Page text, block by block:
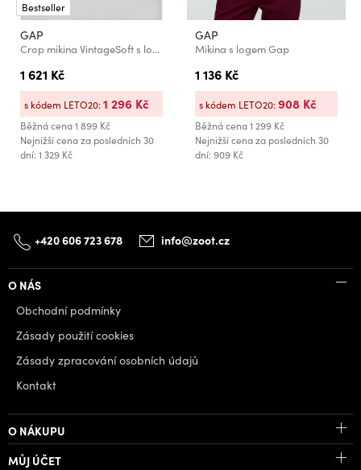
Bestseller
GAP
Crop mikina VintageSoft s logem GAP
1 621 Kč
Běžná cena1 899 Kč
Nejnižší cena za posledních 30
dní: 1 329 Kč
s kódem LETO20:1 296 Kč
GAP
Mikina s logem Gap
1 136 Kč
Běžná cena1 299 Kč
Nejnižší cena za posledních 30
dní: 909 Kč
s kódem LETO20:908 Kč
+420 606 723 678 info@zoot.cz
O NÁS
Obchodní podmínky
Zásady použití cookies
Zásady zpracování osobních údajů
Kontakt
O NÁKUPU
MŮJ ÚČET